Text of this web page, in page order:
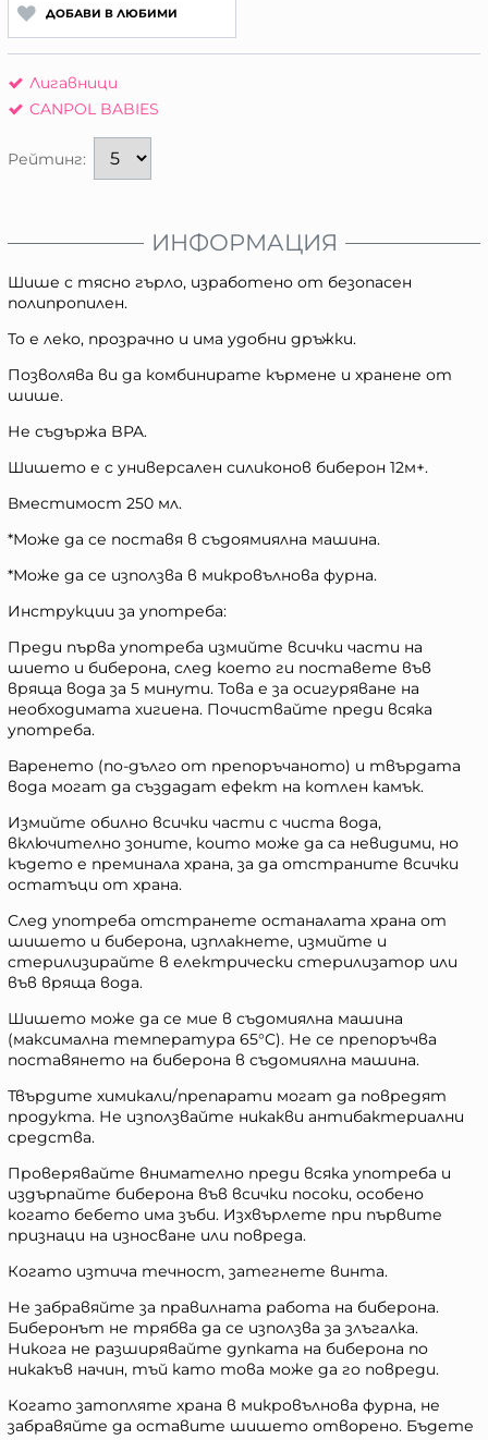
ДОБАВИ В ЛЮБИМИ
Лигавници
CANPOL BABIES
Рейтинг:
ИНФОРМАЦИЯ
Шише с тясно гърло, изработено от безопасен
полипропилен.
То е леко, прозрачно и има удобни дръжки.
Позволява ви да комбинирате кърмене и хранене от
шише.
Не съдържа BPA.
Шишето е с универсален силиконов биберон 12м+.
Вместимост 250 мл.
*Може да се поставя в съдоямиялна машина.
*Може да се използва в микровълнова фурна.
Инструкции за употреба:
Преди първа употреба измийте всички части на
шието и биберона, след което ги поставете във
вряща вода за 5 минути. Това е за осигуряване на
необходимата хигиена. Почиствайте преди всяка
употреба.
Варенето (по-дълго от препоръчаното) и твърдата
вода могат да създадат ефект на котлен камък.
Измийте обилно всички части с чиста вода,
включително зоните, които може да са невидими, но
където е преминала храна, за да отстраните всички
остатъци от храна.
След употреба отстранете останалата храна от
шишето и биберона, изплакнете, измийте и
стерилизирайте в електрически стерилизатор или
във вряща вода.
Шишето може да се мие в съдомиялна машина
(максимална температура 65°C). Не се препоръчва
поставянето на биберона в съдомиялна машина.
Твърдите химикали/препарати могат да повредят
продукта. Не използвайте никакви антибактериални
средства.
Проверявайте внимателно преди всяка употреба и
издърпайте биберона във всички посоки, особено
когато бебето има зъби. Изхвърлете при първите
признаци на износване или повреда.
Когато изтича течност, затегнете винта.
Не забравяйте за правилната работа на биберона.
Биберонът не трябва да се използва за злъгалка.
Никога не разширявайте дупката на биберона по
никакъв начин, тъй като това може да го повреди.
Когато затопляте храна в микровълнова фурна, не
забравяйте да оставите шишето отворено. Бъдете